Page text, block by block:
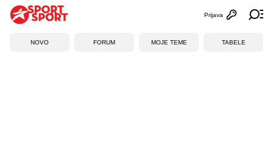
Otvori
Prijava
NOVO FORUM MOJE TEME TABELE